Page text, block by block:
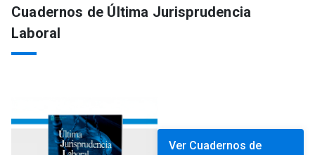
Cuadernos de Última Jurisprudencia
Laboral
Ver Cuadernos de